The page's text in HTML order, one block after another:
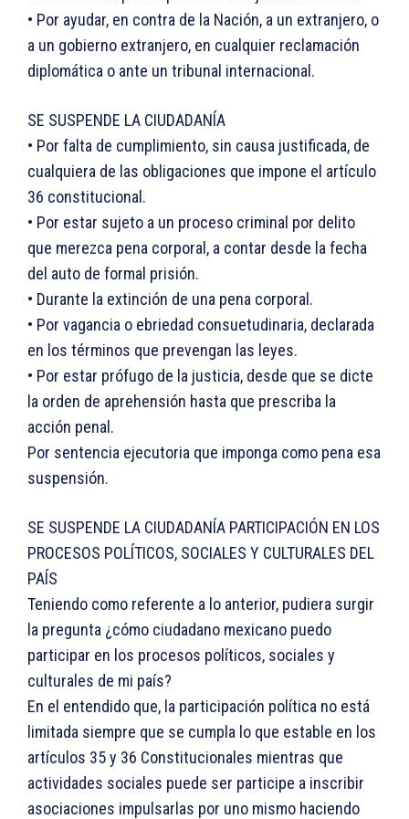
• Por ayudar, en contra de la Nación, a un extranjero, o
a un gobierno extranjero, en cualquier reclamación
diplomática o ante un tribunal internacional.
SE SUSPENDE LA CIUDADANÍA
• Por falta de cumplimiento, sin causa justificada, de
cualquiera de las obligaciones que impone el artículo
36 constitucional.
• Por estar sujeto a un proceso criminal por delito
que merezca pena corporal, a contar desde la fecha
del auto de formal prisión.
• Durante la extinción de una pena corporal.
• Por vagancia o ebriedad consuetudinaria, declarada
en los términos que prevengan las leyes.
• Por estar prófugo de la justicia, desde que se dicte
la orden de aprehensión hasta que prescriba la
acción penal.
Por sentencia ejecutoria que imponga como pena esa
suspensión.
SE SUSPENDE LA CIUDADANÍA PARTICIPACIÓN EN LOS
PROCESOS POLÍTICOS, SOCIALES Y CULTURALES DEL
PAÍS
Teniendo como referente a lo anterior, pudiera surgir
la pregunta ¿cómo ciudadano mexicano puedo
participar en los procesos políticos, sociales y
culturales de mi país?
En el entendido que, la participación política no está
limitada siempre que se cumpla lo que estable en los
artículos 35 y 36 Constitucionales mientras que
actividades sociales puede ser participe a inscribir
asociaciones impulsarlas por uno mismo haciendo